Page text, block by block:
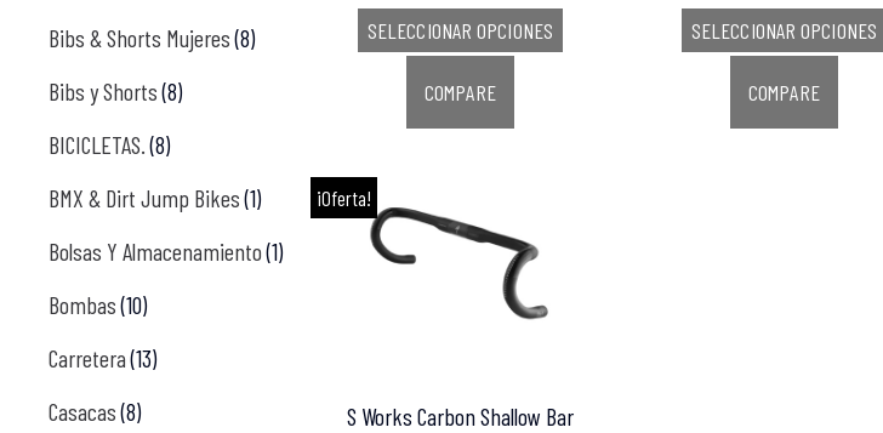
Bibs & Shorts Mujeres (8)
Bibs y Shorts (8)
BICICLETAS. (8)
BMX & Dirt Jump Bikes (1)
Bolsas Y Almacenamiento (1)
Bombas (10)
Carretera (13)
Casacas (8)
SELECCIONAR OPCIONES
COMPARE
SELECCIONAR OPCIONES
COMPARE
¡Oferta!
S Works Carbon Shallow Bar